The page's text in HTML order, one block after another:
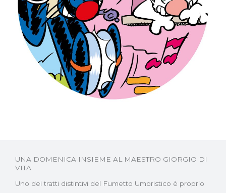
UNA DOMENICA INSIEME AL MAESTRO GIORGIO DI
VITA
Uno dei tratti distintivi del Fumetto Umoristico è proprio